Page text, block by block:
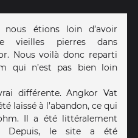
étions loin d’avoir
vieilles pierres dans
Nous voilà donc reparti
qui n’est pas bien loin
différente. Angkor Vat
laissé à l’abandon, ce qui
Il a été littéralement
Depuis, le site a été